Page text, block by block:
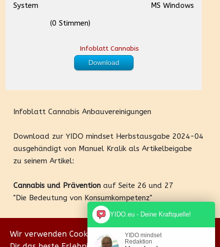
System
MS Windows
(0 Stimmen)
Infoblatt Cannabis
Download
Infoblatt Cannabis Anbauvereinigungen
Download zur YIDO mindset Herbstausgabe 2024-04
ausgehändigt von Manuel Kralik als Artikelbeigabe
zu seinem Artikel:
Cannabis und Prävention auf Seite 26 und 27
"Die Bedeutung von Konsumkompetenz"
Powered by jDownloads
Wir verwenden Cookies, um sicherzustellen, dass wir
YIDO.eu - Deine Kraftquelle!
YIDO mindset
Redaktion